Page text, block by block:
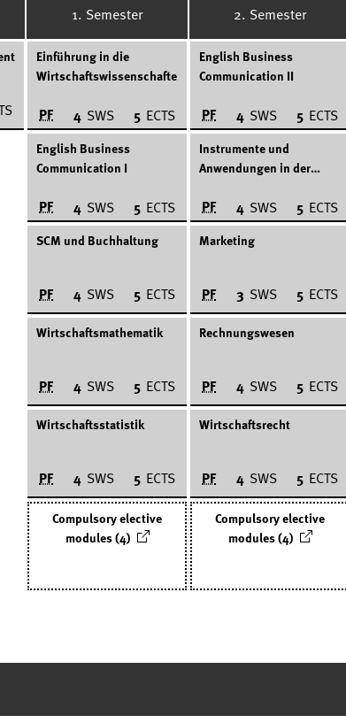
1. Semester 2. Semester
Einführung in die
Wirtschaftswissenschaften
PF 4 SWS 5 ECTS
English Business
Communication II
PF 4 SWS 5 ECTS
English Business
Communication I
PF 4 SWS 5 ECTS
Instrumente und
Anwendungen in der
PF 4 SWS 5 ECTS
SCM und Buchhaltung
PF 4 SWS 5 ECTS
Marketing
PF 3 SWS 5 ECTS
Wirtschaftsmathematik
PF 4 SWS 5 ECTS
Rechnungswesen
PF 4 SWS 5 ECTS
Wirtschaftsstatistik
PF 4 SWS 5 ECTS
Wirtschaftsrecht
PF 4 SWS 5 ECTS
Compulsory elective
modules (4)
Compulsory elective
modules (4)